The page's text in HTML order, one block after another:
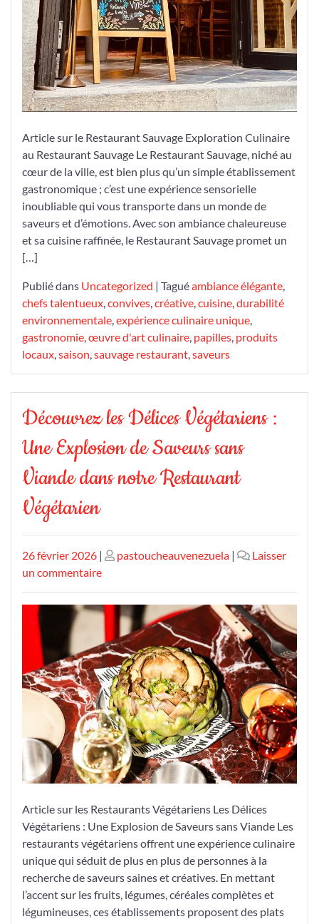
Article sur le Restaurant Sauvage Exploration Culinaire
au Restaurant Sauvage Le Restaurant Sauvage, niché au
cœur de la ville, est bien plus qu’un simple établissement
gastronomique ; c’est une expérience sensorielle
inoubliable qui vous transporte dans un monde de
saveurs et d’émotions. Avec son ambiance chaleureuse
et sa cuisine raffinée, le Restaurant Sauvage promet un
[…]
Publié dans Uncategorized | Taguéambiance élégante,
chefs talentueux,convives,créative,cuisine,durabilité
environnementale,expérience culinaire unique,
gastronomie,œuvre d'art culinaire, papilles, produits
locaux,saison,sauvage restaurant,saveurs
Découvrez les Délices Végétariens :
Une Explosion de Saveurs sans
Viande dans notre Restaurant
Végétarien
Publié
le
26 février 2026 | Publié
pastoucheauvenezuela |
Laisser
un commentairesur
les
Délices
Végétariens
:
Une
Explosion
de
Saveurs
sans
Viande
dans
Restaurant
Végétarien
Article sur les Restaurants Végétariens Les Délices
Végétariens : Une Explosion de Saveurs sans Viande Les
restaurants végétariens offrent une expérience culinaire
unique qui séduit de plus en plus de personnes à la
recherche de saveurs saines et créatives. En mettant
l’accent sur les fruits, légumes, céréales complètes et
légumineuses, ces établissements proposent des plats